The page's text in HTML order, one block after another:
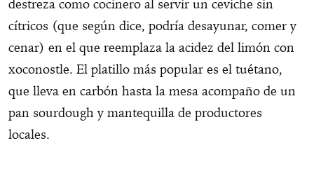
destreza como cocinero al servir un ceviche sin
cítricos (que según dice, podría desayunar, comer y
cenar) en el que reemplaza la acidez del limón con
xoconostle. El platillo más popular es el tuétano,
que lleva en carbón hasta la mesa acompaño de un
pan sourdough y mantequilla de productores
locales.